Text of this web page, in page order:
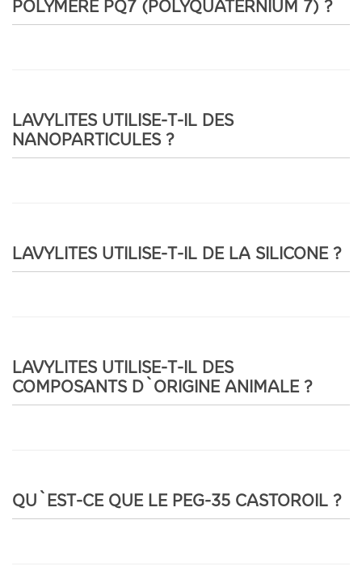
POLYMÈRE PQ7 (POLYQUATERNIUM 7) ?
LAVYLITES UTILISE-T-IL DES
NANOPARTICULES ?
LAVYLITES UTILISE-T-IL DE LA SILICONE ?
LAVYLITES UTILISE-T-IL DES
COMPOSANTS D`ORIGINE ANIMALE ?
QU`EST-CE QUE LE PEG-35 CASTOROIL ?